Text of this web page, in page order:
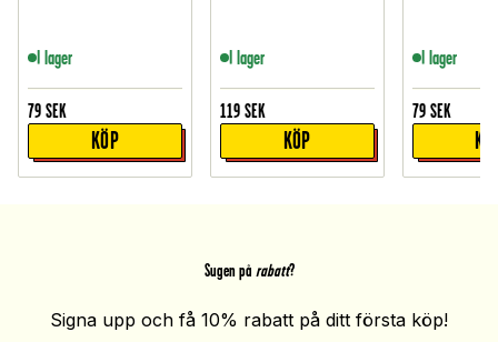
I lager
79 SEK
KÖP
I lager
119 SEK
KÖP
I lager
79 SEK
Sugen på rabatt?
Signa upp och få 10% rabatt på ditt första köp!